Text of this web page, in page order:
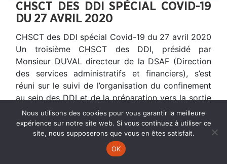
CHSCT DES DDI SPÉCIAL COVID-19
DU 27 AVRIL 2020
CHSCT des DDI spécial Covid-19 du 27 avril 2020
Un troisième CHSCT des DDI, présidé par
Monsieur DUVAL directeur de la DSAF (Direction
des services administratifs et financiers), s’est
réuni sur le suivi de l’organisation du confinement
au sein des DDI et de la préparation vers la sortie
du confinement progressif, à compter du 11
Nous utilisons des cookies pour vous garantir la meilleure
expérience sur notre site web. Si vous continuez à utiliser ce
site, nous supposerons que vous en êtes satisfait.
OK